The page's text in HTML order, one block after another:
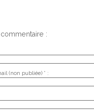
:
(non publiée) * :